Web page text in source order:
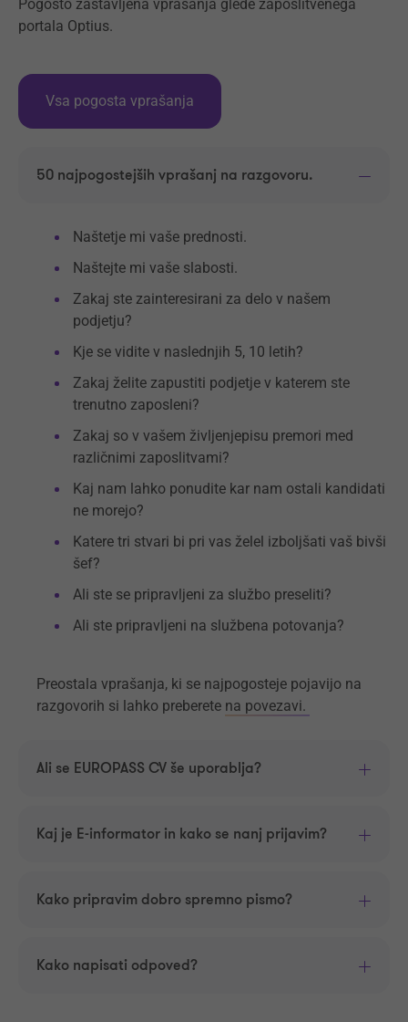
Pogosto zastavljena vprašanja glede zaposlitvenega
portala Optius.
Vsa pogosta vprašanja
50 najpogostejših vprašanj na razgovoru.
Naštetje mi vaše prednosti.
Naštejte mi vaše slabosti.
Zakaj ste zainteresirani za delo v našem
podjetju?
Kje se vidite v naslednjih 5, 10 letih?
Zakaj želite zapustiti podjetje v katerem ste
trenutno zaposleni?
Zakaj so v vašem življenjepisu premori med
različnimi zaposlitvami?
Kaj nam lahko ponudite kar nam ostali kandidati
ne morejo?
Katere tri stvari bi pri vas želel izboljšati vaš bivši
šef?
Ali ste se pripravljeni za službo preseliti?
Ali ste pripravljeni na službena potovanja?
Preostala vprašanja, ki se najpogosteje pojavijo na
razgovorih si lahko preberete na povezavi.
Ali se EUROPASS CV še uporablja?
Kaj je E-informator in kako se nanj prijavim?
Kako pripravim dobro spremno pismo?
Kako napisati odpoved?